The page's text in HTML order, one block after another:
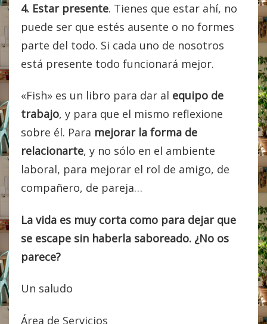
4. Estar presente. Tienes que estar ahí, no
puede ser que estés ausente o no formes
parte del todo. Si cada uno de nosotros
está presente todo funcionará mejor.
«Fish» es un libro para dar al equipo de
trabajo, y para que el mismo reflexione
sobre él. Para mejorar la forma de
relacionarte, y no sólo en el ambiente
laboral, para mejorar el rol de amigo, de
compañero, de pareja…
La vida es muy corta como para dejar que
se escape sin haberla saboreado. ¿No os
parece?
Un saludo
Área de Servicios